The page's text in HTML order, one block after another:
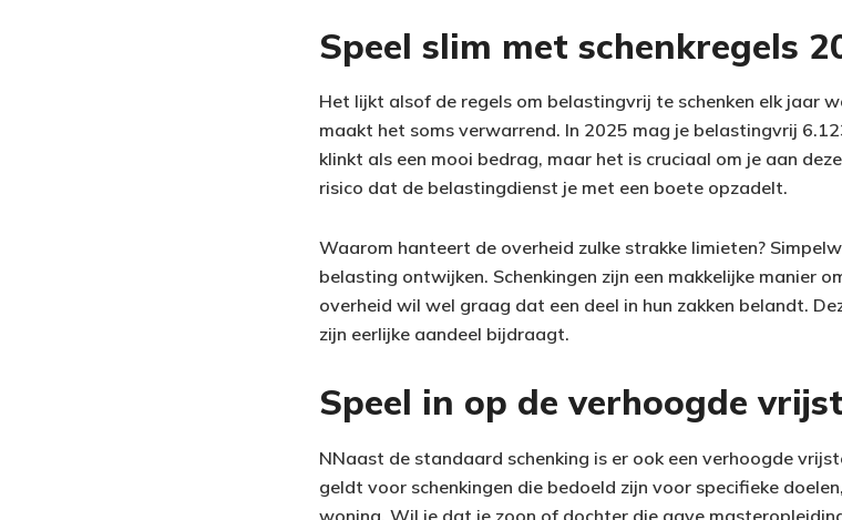
Speel slim met schenkregels
Het lijkt alsof de regels om belastingvrij te schenken elk jaar
maakt het soms verwarrend. In 2025 mag je belastingvrij
klinkt als een mooi bedrag, maar het is cruciaal om je aan
risico dat de belastingdienst je met een boete opzadelt.
Waarom hanteert de overheid zulke strakke limieten?
belasting ontwijken. Schenkingen zijn een makkelijke manier
overheid wil wel graag dat een deel in hun zakken belandt.
zijn eerlijke aandeel bijdraagt.
Speel in op de verhoogde
NNaast de standaard schenking is er ook een verhoogde
geldt voor schenkingen die bedoeld zijn voor specifieke